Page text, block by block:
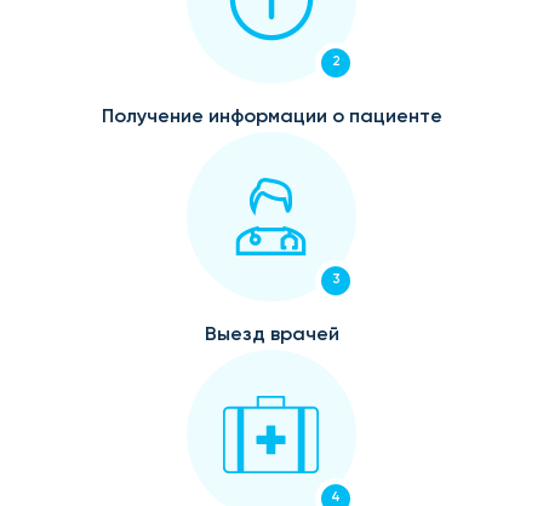
2
Получение информации о пациенте
3
Выезд врачей
4